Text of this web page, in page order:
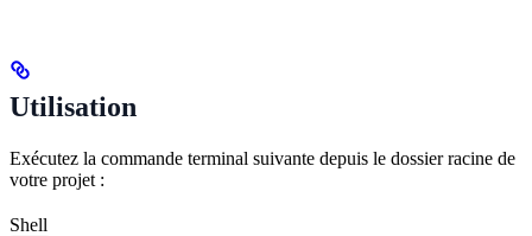
Utilisation
Exécutez la commande terminal suivante depuis le dossier racine de
votre projet :
Shell